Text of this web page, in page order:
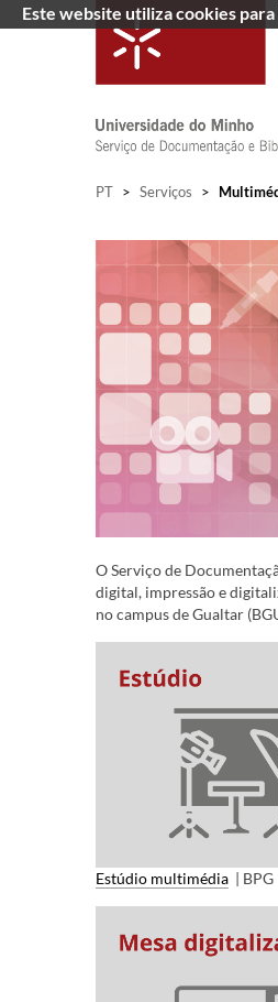
PT > Serviços >
O Serviço de
digital, impressão e
no campus de Gualtar
Estúdio multimédia | BPG
Este website utiliza cookies